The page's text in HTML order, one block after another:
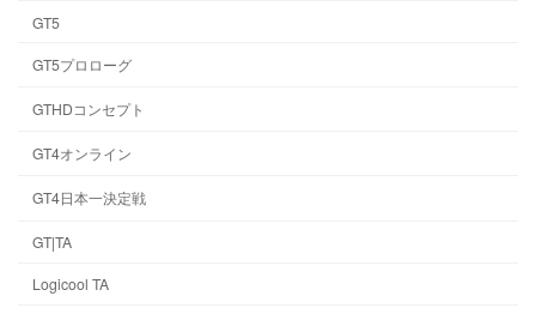
GT5
GT5プロローグ
GTHDコンセプト
GT4オンライン
GT4日本一決定戦
GT|TA
Logicool TA